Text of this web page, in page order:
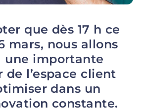
que dès 17 h ce
mars, nous allons
une importante
de l’espace client
dans un
constante.